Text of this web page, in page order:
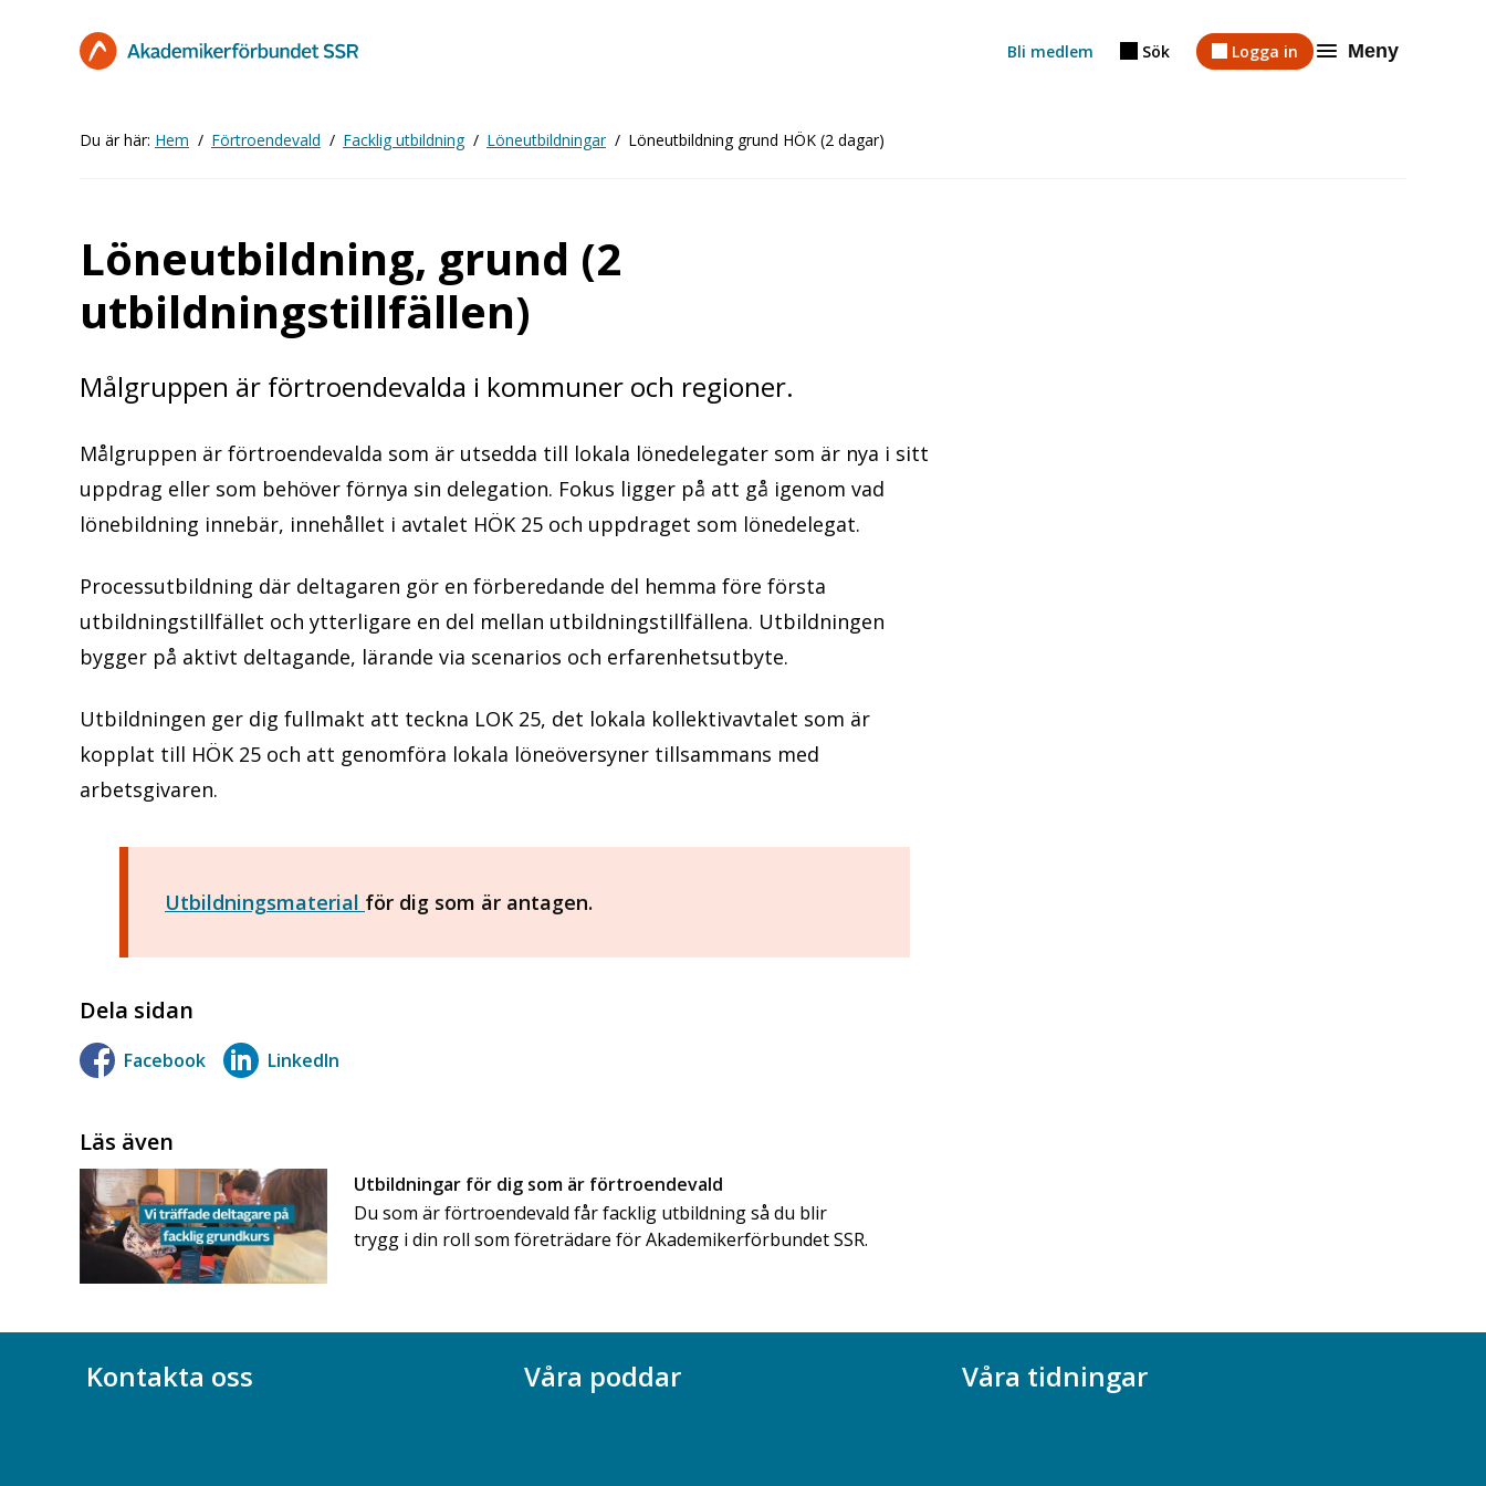
Bli medlem Sök Logga in Meny
Du är här: Hem Förtroendevald Facklig utbildning Löneutbildningar Löneutbildning grund HÖK (2 dagar)
Löneutbildning, grund (2
utbildningstillfällen)
Målgruppen är förtroendevalda i kommuner och regioner.
Målgruppen är förtroendevalda som är utsedda till lokala lönedelegater som är nya i sitt
uppdrag eller som behöver förnya sin delegation. Fokus ligger på att gå igenom vad
lönebildning innebär, innehållet i avtalet HÖK 25 och uppdraget som lönedelegat.
Processutbildning där deltagaren gör en förberedande del hemma före första
utbildningstillfället och ytterligare en del mellan utbildningstillfällena. Utbildningen
bygger på aktivt deltagande, lärande via scenarios och erfarenhetsutbyte.
Utbildningen ger dig fullmakt att teckna LOK 25, det lokala kollektivavtalet som är
kopplat till HÖK 25 och att genomföra lokala löneöversyner tillsammans med
arbetsgivaren.
Utbildningsmaterial för dig som är antagen.
Dela sidan
Facebook LinkedIn
Läs även
Utbildningar för dig som är förtroendevald
Du som är förtroendevald får facklig utbildning så du blir
trygg i din roll som företrädare för Akademikerförbundet SSR.
Kontakta oss Våra poddar Våra tidningar